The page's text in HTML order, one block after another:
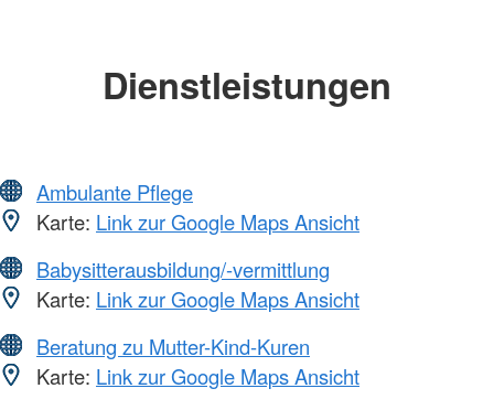
Dienstleistungen
Ambulante Pflege
Karte: Link zur Google Maps Ansicht
Babysitterausbildung/-vermittlung
Karte: Link zur Google Maps Ansicht
Beratung zu Mutter-Kind-Kuren
Karte: Link zur Google Maps Ansicht